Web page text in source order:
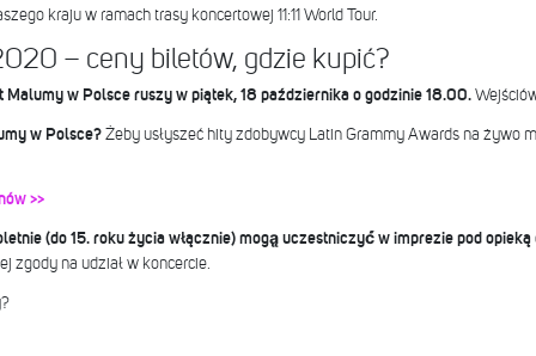
kraju w ramach trasy koncertowej 11:11 World Tour.
– ceny biletów, gdzie kupić?
w Polsce ruszy w piątek, 18 października o godzinie 18.00.
w Polsce? Żeby usłyszeć hity zdobywcy Latin Grammy Awards na żywo
>>
(do 15. roku życia włącznie) mogą̨ uczestniczyć́ w imprezie pod opieką
zgody na udział w koncercie.